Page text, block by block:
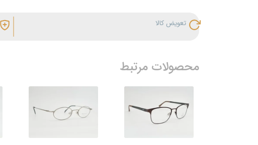
تعویض کالا
محصولات مرتبط